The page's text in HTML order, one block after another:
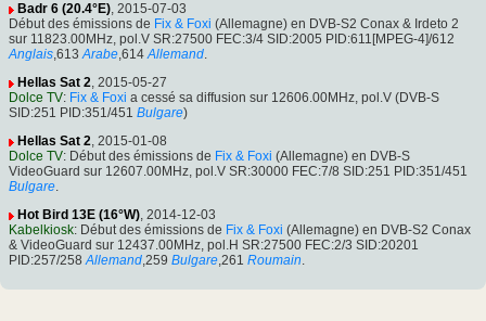
Badr 6 (20.4°E), 2015-07-03
Début des émissions de Fix & Foxi (Allemagne) en DVB-S2 Conax & Irdeto 2
sur 11823.00MHz, pol.V SR:27500 FEC:3/4 SID:2005 PID:611[MPEG-4]/612
Anglais,613 Arabe,614 Allemand.
Hellas Sat 2, 2015-05-27
Dolce TV: Fix & Foxi a cessé sa diffusion sur 12606.00MHz, pol.V (DVB-S
SID:251 PID:351/451 Bulgare)
Hellas Sat 2, 2015-01-08
Dolce TV: Début des émissions de Fix & Foxi (Allemagne) en DVB-S
VideoGuard sur 12607.00MHz, pol.V SR:30000 FEC:7/8 SID:251 PID:351/451
Bulgare.
Hot Bird 13E (16°W), 2014-12-03
Kabelkiosk: Début des émissions de Fix & Foxi (Allemagne) en DVB-S2 Conax
& VideoGuard sur 12437.00MHz, pol.H SR:27500 FEC:2/3 SID:20201
PID:257/258 Allemand,259 Bulgare,261 Roumain.